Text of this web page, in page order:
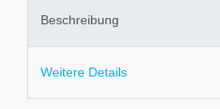
Beschreibung
Weitere Details